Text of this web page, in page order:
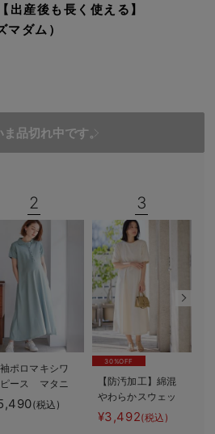
出産後も長く使える】
ダム）
ま品切れ中です。
2
ポロマキシワ
ース マタニ
・授乳服【出
後も長く使え
(税込)
3
30%OFF
【防汚加工】綿混
やわらかスウェッ
ト半袖フレアワン
ピース マタニテ
¥3,492(税込)